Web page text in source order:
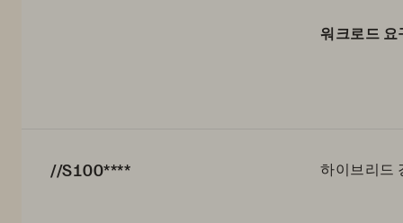
워크로드 요
//S100**** 하이브리드